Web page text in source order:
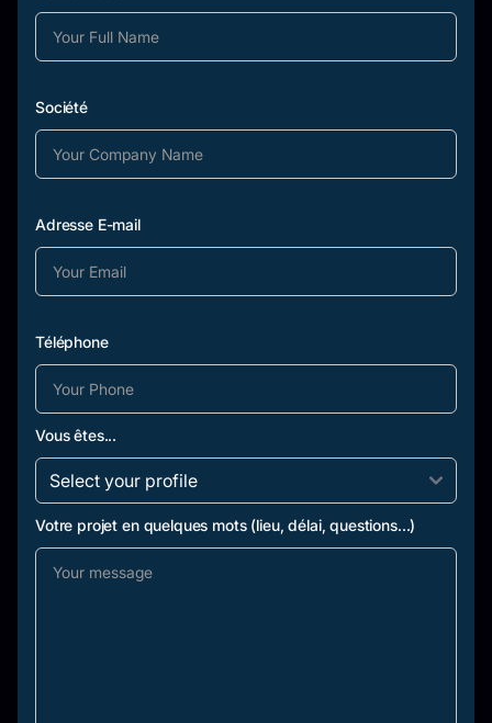
Société
Adresse E-mail
Téléphone
Vous êtes...
Votre projet en quelques mots (lieu, délai, questions...)